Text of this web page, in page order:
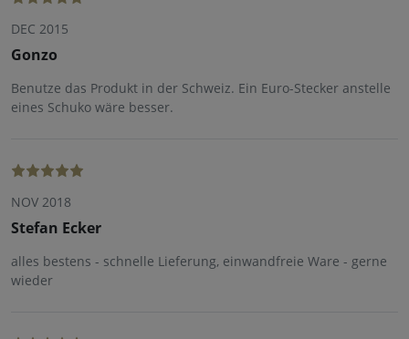
DEC 2015
Gonzo
Benutze das Produkt in der Schweiz. Ein Euro-Stecker anstelle
eines Schuko wäre besser.
NOV 2018
Stefan Ecker
alles bestens - schnelle Lieferung, einwandfreie Ware - gerne
wieder